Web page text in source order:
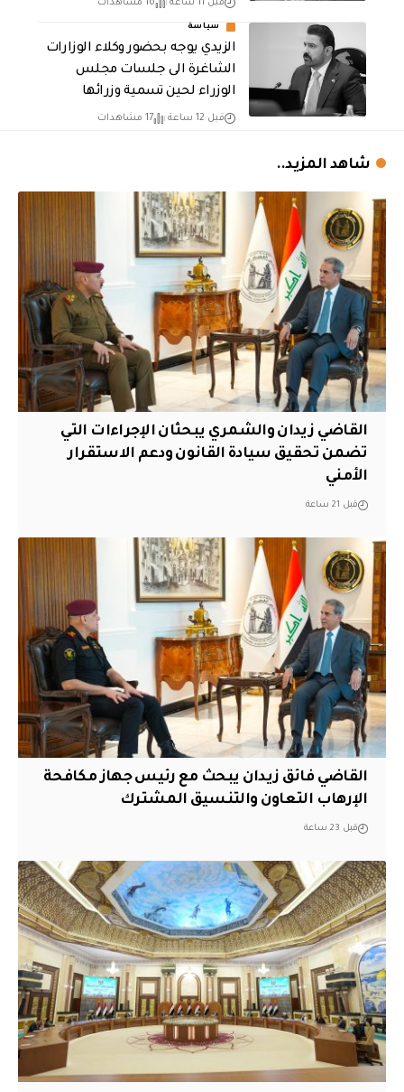
قبل 11 ساعة 16 مشاهدات
سياسة
الزيدي يوجه بحضور وكلاء الوزارات
الشاغرة الى جلسات مجلس
الوزراء لحين تسمية وزرائها
قبل 12 ساعة 17 مشاهدات
شاهد المزيد..
القاضي زيدان والشمري يبحثان الإجراءات التي
تضمن تحقيق سيادة القانون ودعم الاستقرار
الأمني
قبل 21 ساعة
القاضي فائق زيدان يبحث مع رئيس جهاز مكافحة
الإرهاب التعاون والتنسيق المشترك
قبل 23 ساعة